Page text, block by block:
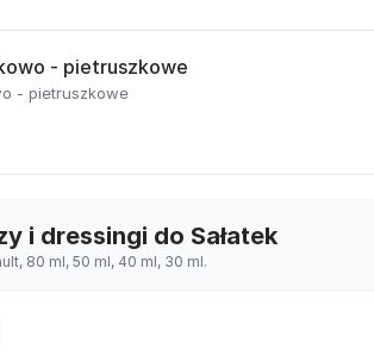
- pietruszkowe
- pietruszkowe
i dressingi do Sałatek
80 ml, 50 ml, 40 ml, 30 ml.